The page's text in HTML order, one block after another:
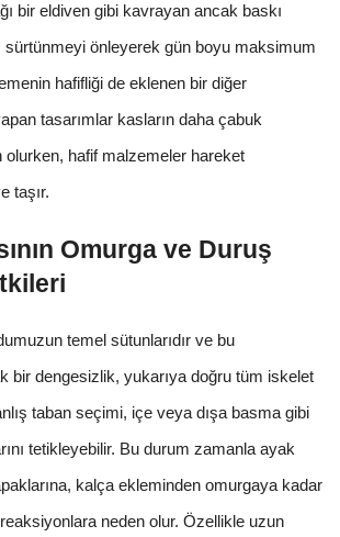
bir eldiven gibi kavrayan ancak baskı
sürtünmeyi önleyerek gün boyu maksimum
hafifliği de eklenen bir diğer
tasarımlar kasların daha çabuk
olurken, hafif malzemeler hareket
taşır.
Omurga ve Duruş
temel sütunlarıdır ve bu
bir dengesizlik, yukarıya doğru tüm iskelet
taban seçimi, içe veya dışa basma gibi
tetikleyebilir. Bu durum zamanla ayak
kalça ekleminden omurgaya kadar
neden olur. Özellikle uzun